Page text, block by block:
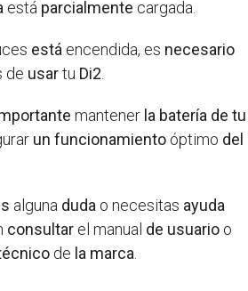
está parcialmente cargada.
está encendida, es necesario
de usartu Di2
mantener la batería de tu
un funcionamiento óptimo del
alguna duda o necesitas ayuda
consultar el manual de usuario o
de la marca